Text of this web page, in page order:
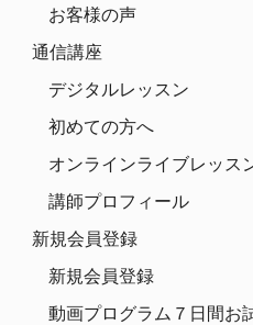
お客様の声
通信講座
デジタルレッスン
初めての方へ
オンラインライブレッス
講師プロフィール
新規会員登録
新規会員登録
動画プログラム７日間お